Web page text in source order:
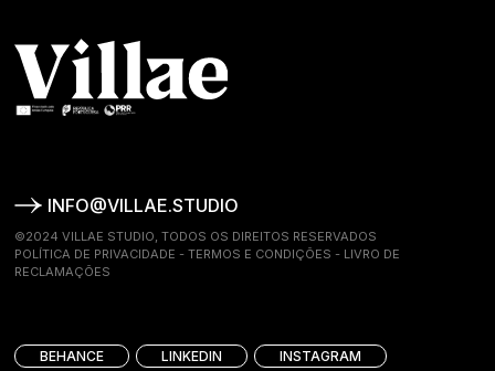
INFO@VILLAE.STUDIO
©2024 VILLAE STUDIO, TODOS OS DIREITOS RESERVADOS
POLÍTICA DE PRIVACIDADE -TERMOS E CONDIÇÕES - LIVRO DE
RECLAMAÇÕES
BEHANCE LINKEDIN INSTAGRAM